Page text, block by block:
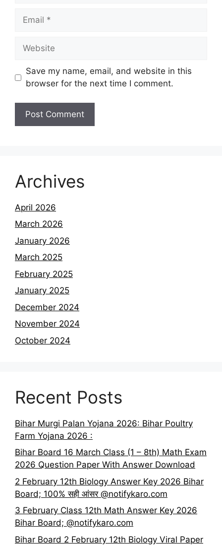
Email
Website
Save my name, email, and website in this
browser for the next time I comment.
Archives
April 2026
March 2026
January 2026
March 2025
February 2025
January 2025
December 2024
November 2024
October 2024
Recent Posts
Bihar Murgi Palan Yojana 2026: Bihar Poultry
Farm Yojana 2026 :
Bihar Board 16 March Class (1 – 8th) Math Exam
2026 Question Paper With Answer Download
2 February 12th Biology Answer Key 2026 Bihar
Board; 100% सही आंसर @notifykaro.com
3 February Class 12th Math Answer Key 2026
Bihar Board; @notifykaro.com
Bihar Board 2 February 12th Biology Viral Paper